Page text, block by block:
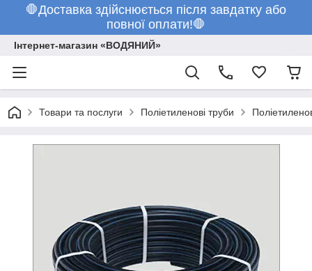
🛑Доставка здійснюється після завдатку або
повної оплати!🛑
Інтернет-магазин «ВОДЯНИЙ»
Товари та послуги Поліетиленові труби